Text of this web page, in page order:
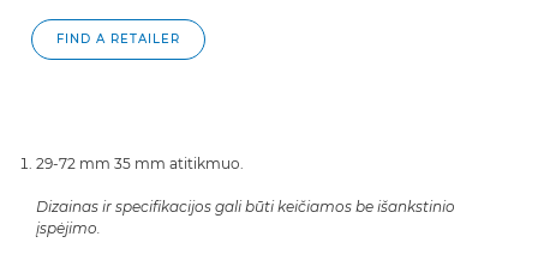
FIND A RETAILER
29-72 mm 35 mm atitikmuo.
Dizainas ir specifikacijos gali būti keičiamos be išankstinio
įspėjimo.